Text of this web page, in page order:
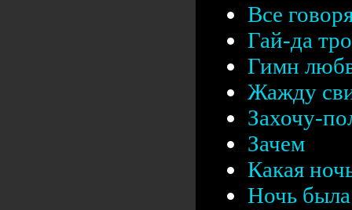
Все
Гай-да
Гимн
Жажду
Захочу-
Зачем
Какая
Ночь была